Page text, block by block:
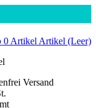
0 Artikel Artikel (Leer)
Versand